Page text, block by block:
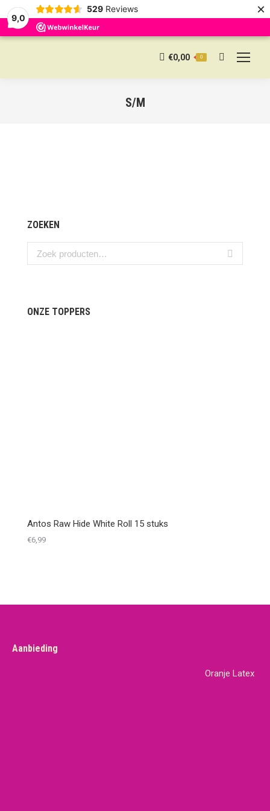
9,0
529 Reviews ×
€0,00 0 Search:
S/M
ZOEKEN
ONZE TOPPERS
Antos Raw Hide White Roll 15 stuks
€6,99
Aanbieding
Oranje Latex